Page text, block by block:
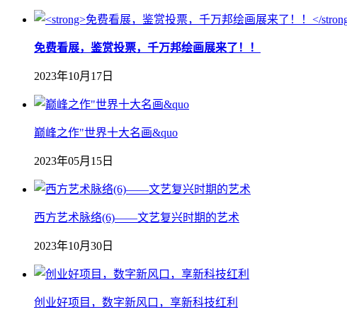
免费看展，鉴赏投票，千万邦绘画展来了！！
2023年10月17日
巅峰之作"世界十大名画&quo
2023年05月15日
西方艺术脉络(6)——文艺复兴时期的艺术
2023年10月30日
创业好项目，数字新风口，享新科技红利